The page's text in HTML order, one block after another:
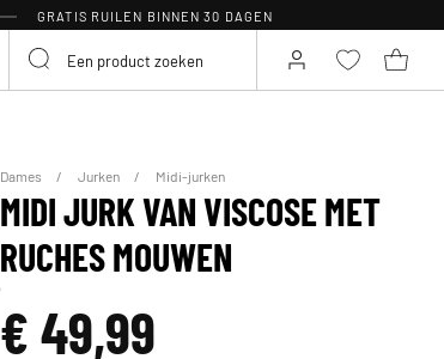
GRATIS RUILEN BINNEN 30 DAGEN
Dames Jurken Midi-jurken
MIDI JURK VAN VISCOSE MET
RUCHES MOUWEN
€ 49,99